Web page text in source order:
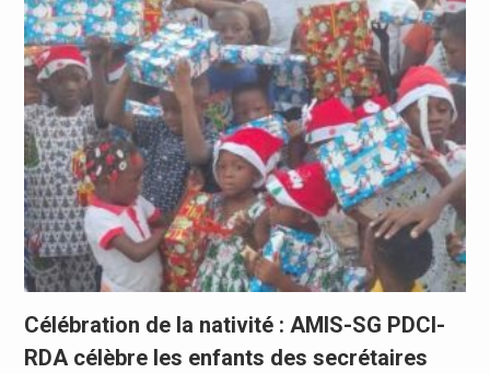
Célébration de la nativité : AMIS-SG PDCI-
RDA célèbre les enfants des secrétaires